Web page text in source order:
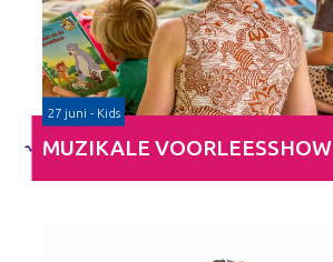
27 juni - Kids
MUZIKALE VOORLEESSHOW